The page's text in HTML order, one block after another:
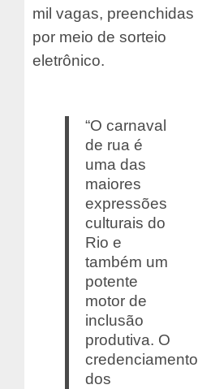
mil vagas, preenchidas
por meio de sorteio
eletrônico.
“O carnaval
de rua é
uma das
maiores
expressões
culturais do
Rio e
também um
potente
motor de
inclusão
produtiva. O
credenciamento
dos